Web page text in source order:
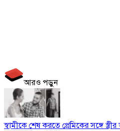
আরও পড়ুন
স্বামীকে শেষ করতে প্রেমিকের সঙ্গে